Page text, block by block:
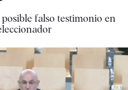
falso testimonio en